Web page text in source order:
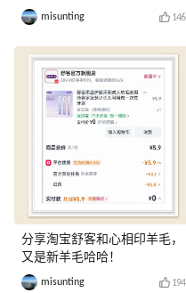
misunting 146
分享淘宝舒客和心相印羊毛，
又是新羊毛哈哈！
misunting 194